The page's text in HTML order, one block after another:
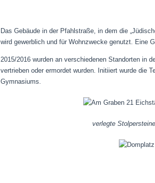
Das Gebäude in der Pfahlstraße, in dem die
wird gewerblich und für Wohnzwecke genutzt. Eine
2015/2016 wurden an verschiedenen Standorten in
vertrieben oder ermordet wurden. Initiiert wurde die
Gymnasiums.
verlegte